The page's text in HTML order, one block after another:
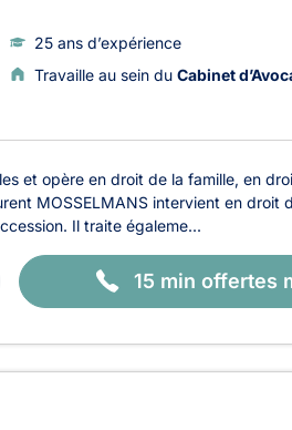
25 ans d’expérience
Travaille au sein du Cabinet
et opère en droit de la famille, en
MOSSELMANS intervient en droit
Il traite égaleme...
15 min offertes